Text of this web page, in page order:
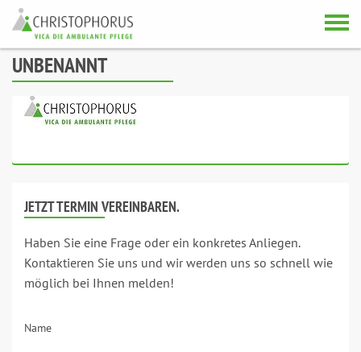
Skip to content
UNBENANNT
JETZT TERMIN VEREINBAREN.
Haben Sie eine Frage oder ein konkretes Anliegen.
Kontaktieren Sie uns und wir werden uns so schnell wie
möglich bei Ihnen melden!
Name